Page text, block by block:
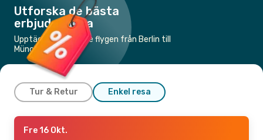
Utforska de bästa
erbjudandena
Upptäck de billigaste flygen från Berlin till
München
Tur & Retur Enkel resa
Fre 21 Aug.
Fre 16 Okt.